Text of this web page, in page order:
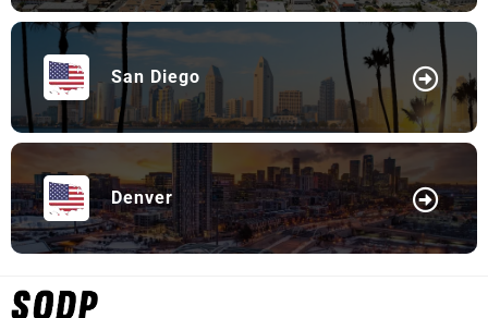
San Diego
Denver